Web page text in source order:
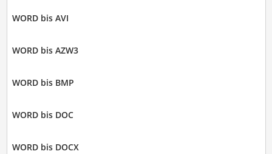
WORD bis AVI
WORD bis AZW3
WORD bis BMP
WORD bis DOC
WORD bis DOCX